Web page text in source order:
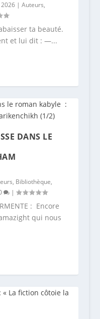
| Auteurs,
ta beauté.
et lui dit : —...
DANS LE
, Bibliothèque,
|
: Encore
qui nous